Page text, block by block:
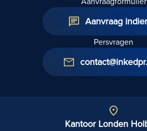
Aanvraag
Persvragen
Kantoor Londen